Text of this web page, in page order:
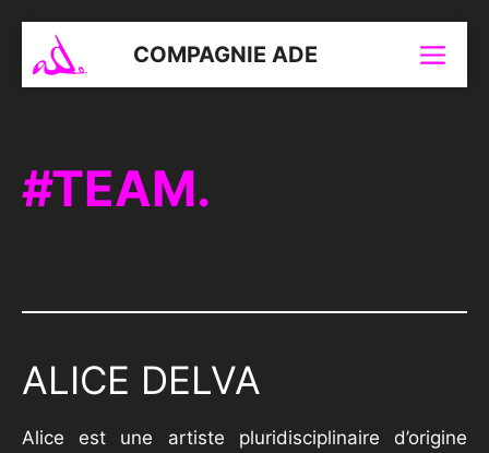
contenu
COMPAGNIE ADE Menu
TEAM.
ALICE DELVA
Alice est une artiste pluridisciplinaire d’origine